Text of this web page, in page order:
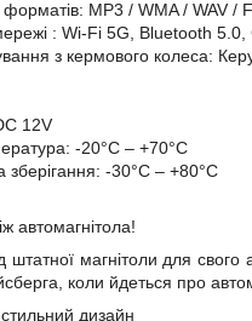
форматів: MP3 / WMA / WAV /
: Wi-Fi 5G, Bluetooth 5.0,
з кермового колеса:
12V
-20°C – +70°C
зберігання: -30°C – +80°C
автомагнітола!
штатної магнітоли для
коли йдеться про
дизайн